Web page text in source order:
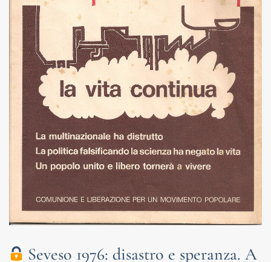
Seveso 1976: disastro e speranza. A